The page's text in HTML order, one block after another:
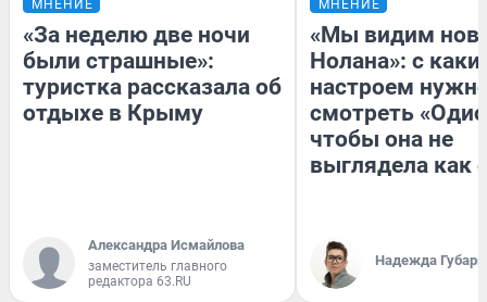
МНЕНИЕ
«За неделю две ночи
были страшные»:
туристка рассказала об
отдыхе в Крыму
Александра Исмайлова
заместитель главного
редактора 63.RU
МНЕНИЕ
«Мы видим
Нолана»: с
настроем
смотреть
чтобы она не
выглядела как
Надежда Губарь